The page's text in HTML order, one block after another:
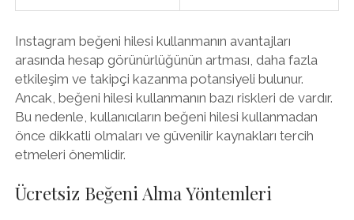
Instagram beğeni hilesi kullanmanın avantajları
arasında hesap görünürlüğünün artması, daha fazla
etkileşim ve takipçi kazanma potansiyeli bulunur.
Ancak, beğeni hilesi kullanmanın bazı riskleri de vardır.
Bu nedenle, kullanıcıların beğeni hilesi kullanmadan
önce dikkatli olmaları ve güvenilir kaynakları tercih
etmeleri önemlidir.
Ücretsiz Beğeni Alma Yöntemleri